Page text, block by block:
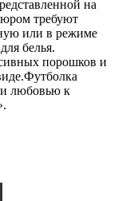
на
требуют
или в режиме
белья.
порошков и
и любовью к